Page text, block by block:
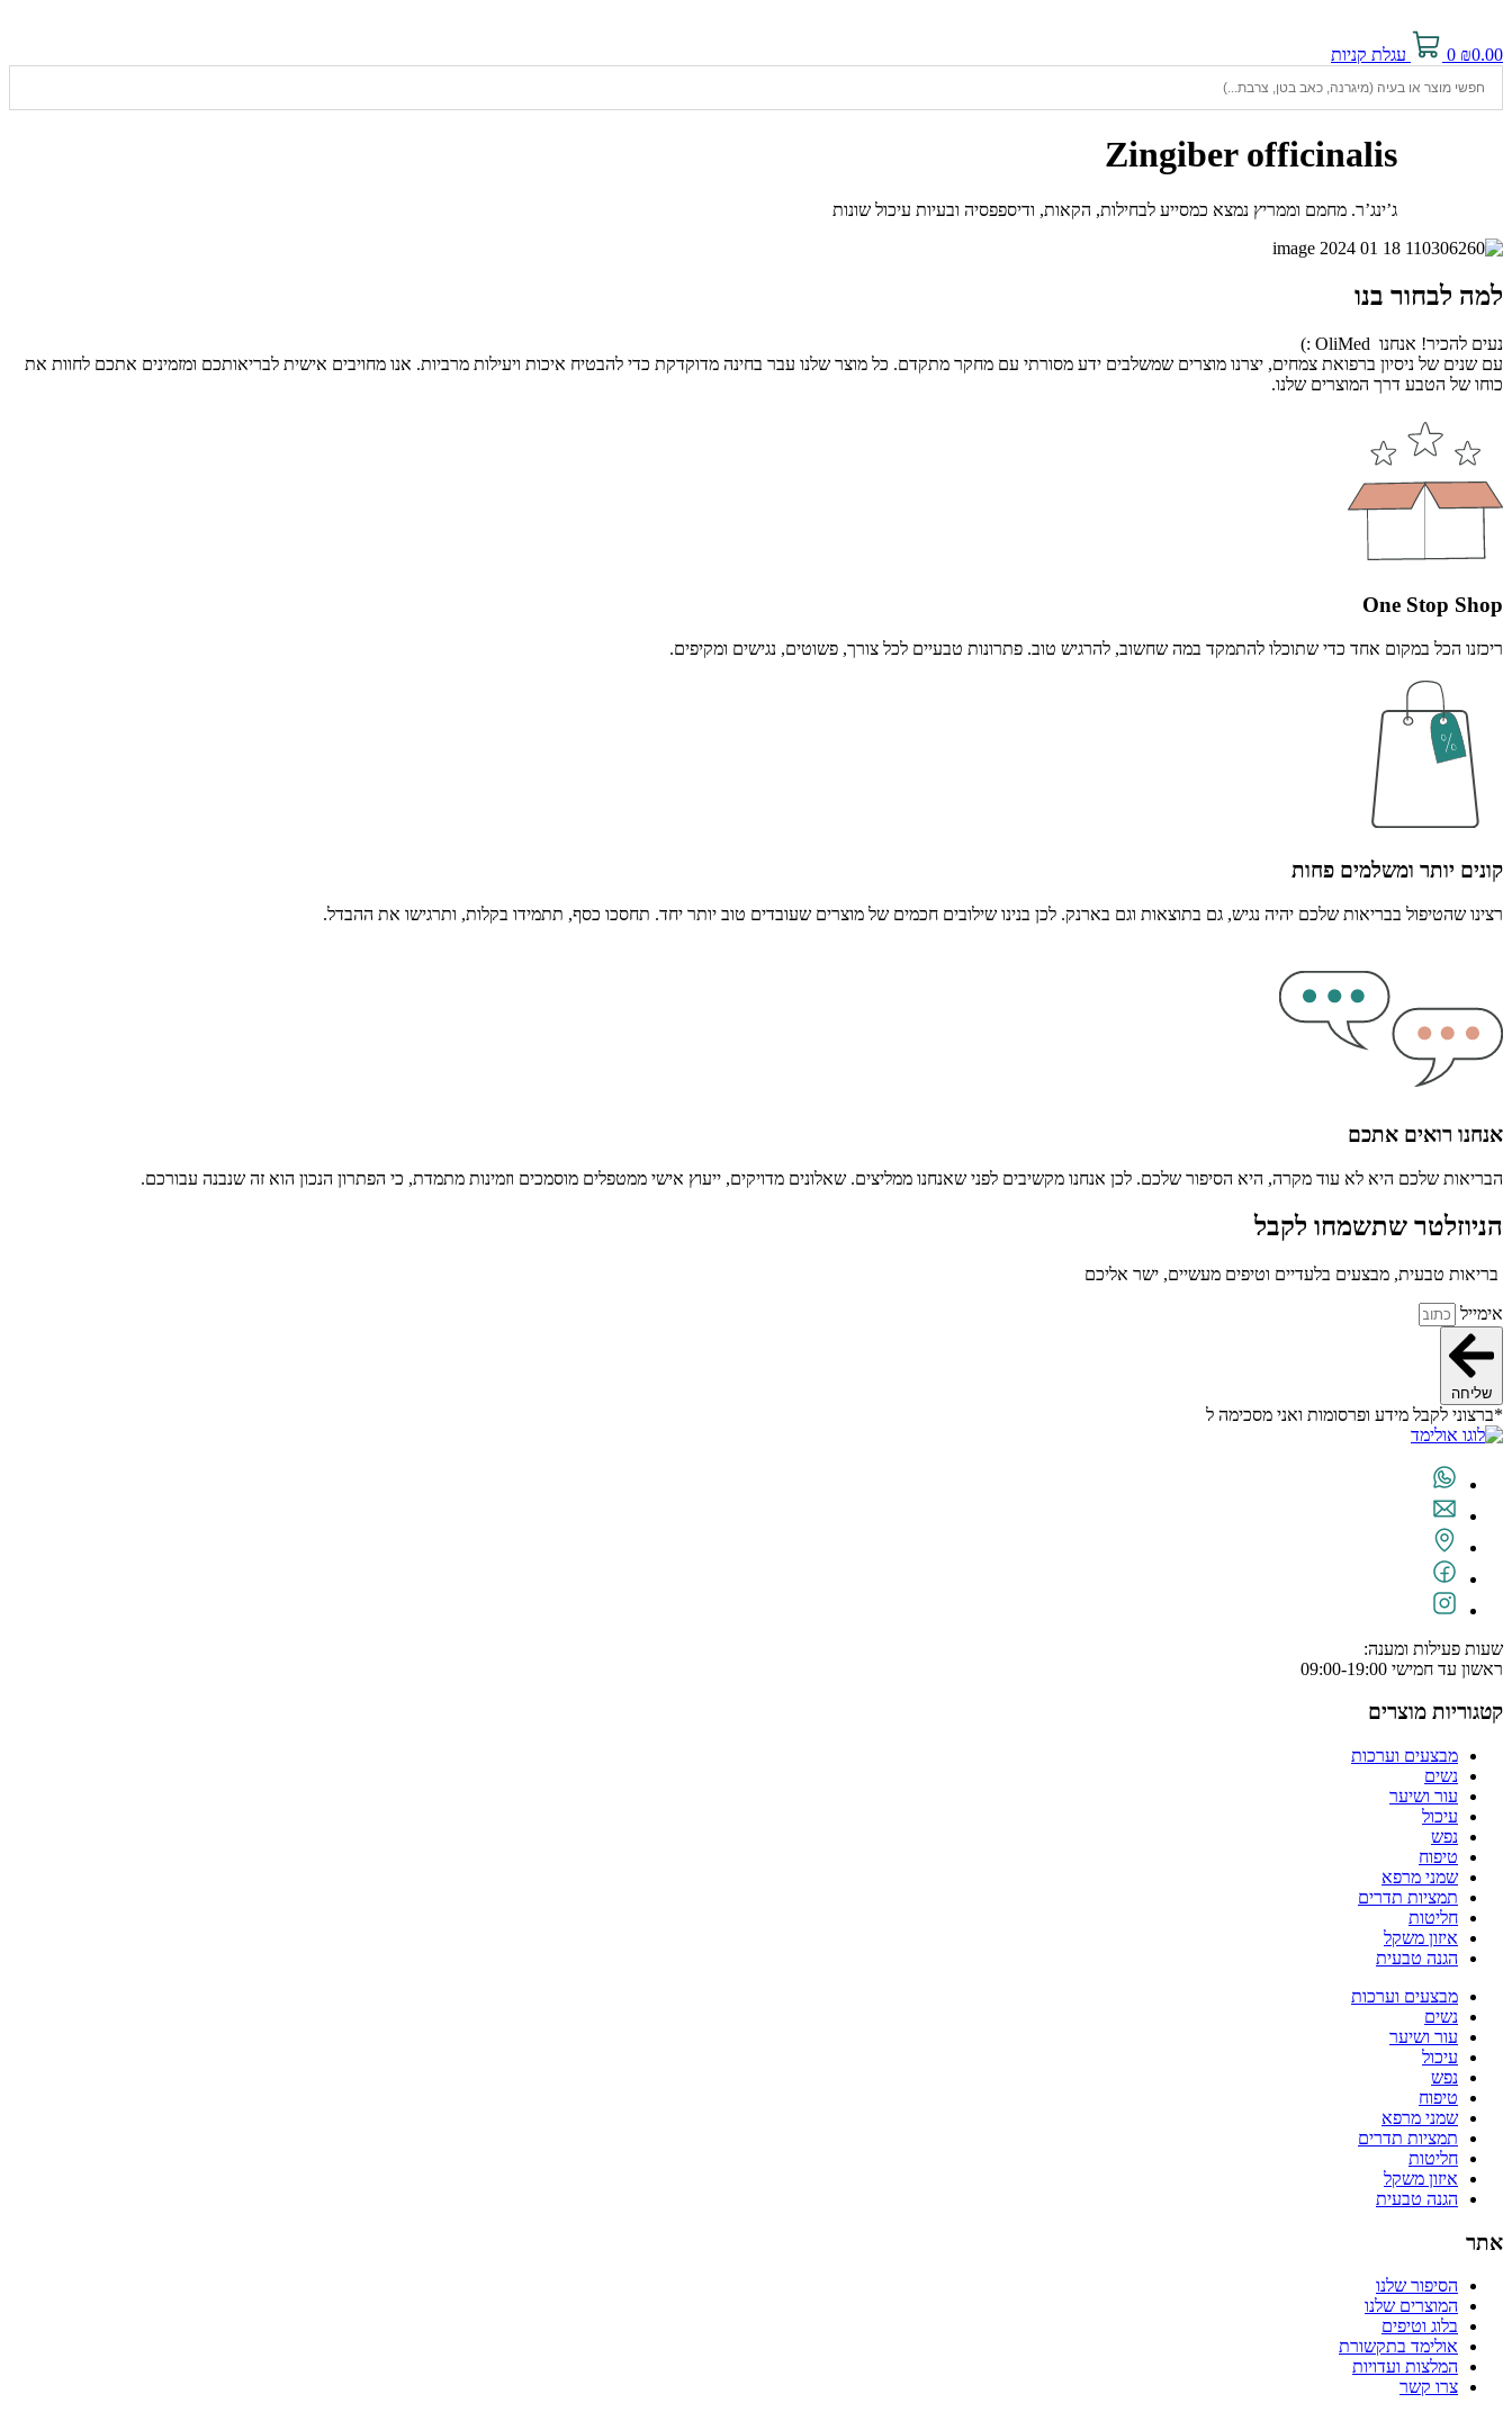
₪0.00
0 עגלת קניות
Zingiber officinalis
ג’ינג’ר. מחמם וממריץ נמצא כמסייע לבחילות, הקאות, ודיספפסיה ובעיות עיכול שונות
למה לבחור בנו
נעים להכיר! אנחנו OliMed :)
עם שנים של ניסיון ברפואת צמחים, יצרנו מוצרים שמשלבים ידע מסורתי עם מחקר מתקדם. כל מוצר שלנו עבר בחינה מדוקדקת כדי להבטיח איכות ויעילות מרביות. אנו מחויבים אישית לבריאותכם ומזמינים אתכם לחוות את
כוחו של הטבע דרך המוצרים שלנו.
One Stop Shop
ריכזנו הכל במקום אחד כדי שתוכלו להתמקד במה שחשוב, להרגיש טוב. פתרונות טבעיים לכל צורך, פשוטים, נגישים ומקיפים.
קונים יותר ומשלמים פחות
רצינו שהטיפול בבריאות שלכם יהיה נגיש, גם בתוצאות וגם בארנק. לכן בנינו שילובים חכמים של מוצרים שעובדים טוב יותר יחד. תחסכו כסף, תתמידו בקלות, ותרגישו את ההבדל.
אנחנו רואים אתכם
הבריאות שלכם היא לא עוד מקרה, היא הסיפור שלכם. לכן אנחנו מקשיבים לפני שאנחנו ממליצים. שאלונים מדויקים, ייעוץ אישי ממטפלים מוסמכים וזמינות מתמדת, כי הפתרון הנכון הוא זה שנבנה עבורכם.
הניוזלטר שתשמחו לקבל
בריאות טבעית, מבצעים בלעדיים וטיפים מעשיים, ישר אליכם
אימייל
שליחה
*ברצוני לקבל מידע ופרסומות ואני מסכימה ל
שעות פעילות ומענה:
ראשון עד חמישי 09:00-19:00
קטגוריות מוצרים
מבצעים וערכות
נשים
עור ושיער
עיכול
נפש
טיפוח
שמני מרפא
תמציות תדרים
חליטות
איזון משקל
הגנה טבעית
מבצעים וערכות
נשים
עור ושיער
עיכול
נפש
טיפוח
שמני מרפא
תמציות תדרים
חליטות
איזון משקל
הגנה טבעית
אתר
הסיפור שלנו
המוצרים שלנו
בלוג וטיפים
אולימד בתקשורת
המלצות ועדויות
צרו קשר